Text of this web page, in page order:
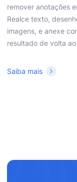
remover anotações
Realce texto,
imagens, e anexe
resultado de volta ao
Saiba mais